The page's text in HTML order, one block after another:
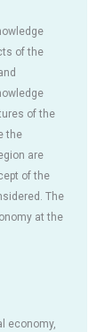
of the
of the
the
are
of the
The
at the
economy,